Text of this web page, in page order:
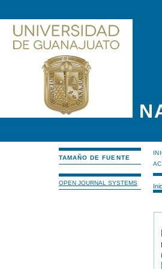
TAMAÑO DE FUENTE
OPEN JOURNAL SYSTEMS